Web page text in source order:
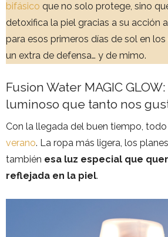
bifásico que no solo protege, sino
detoxifica la piel gracias a su acción
para esos primeros días de sol en
un extra de defensa… y de mimo.
Fusion Water MAGIC
luminoso que tanto nos
Con la llegada del buen tiempo,
verano. La ropa más ligera, los
también esa luz especial que
reflejada en la piel.